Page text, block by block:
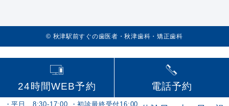
©️ 秋津駅前すぐの歯医者・秋津歯科・矯正歯科
24時間WEB予約 電話予約
・平日 8:30-17:00 ・初診最終受付16:00